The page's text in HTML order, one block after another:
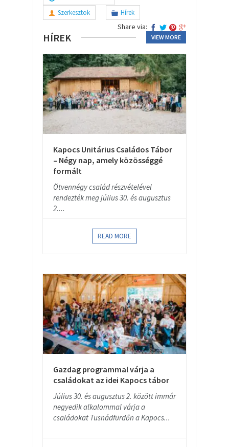
Szerkesztok
Hírek
Share via:
HÍREK VIEW MORE
Kapocs Unitárius Családos Tábor
– Négy nap, amely közösséggé
formált
Ötvennégy család részvételével
rendezték meg július 30. és augusztus
2....
READ MORE
Gazdag programmal várja a
családokat az idei Kapocs tábor
Július 30. és augusztus 2. között immár
negyedik alkalommal várja a
családokat Tusnádfürdőn a Kapocs...